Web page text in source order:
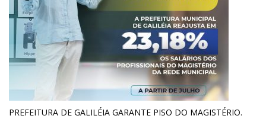
PREFEITURA DE GALILÉIA GARANTE PISO DO MAGISTÉRIO.